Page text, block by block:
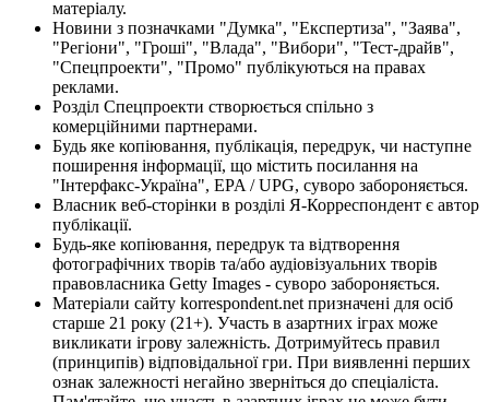
матеріалу.
Новини з позначками "Думка", "Експертиза", "Заява",
"Регіони", "Гроші", "Влада", "Вибори", "Тест-драйв",
"Спецпроекти", "Промо" публікуються на правах
реклами.
Розділ Спецпроекти створюється спільно з
комерційними партнерами.
Будь яке копіювання, публікація, передрук, чи наступне
поширення інформації, що містить посилання на
"Інтерфакс-Україна", EPA / UPG, суворо забороняється.
Власник веб-сторінки в розділі Я-Корреспондент є автор
публікації.
Будь-яке копіювання, передрук та відтворення
фотографічних творів та/або аудіовізуальних творів
правовласника Getty Images - суворо забороняється.
Матеріали сайту korrespondent.net призначені для осіб
старше 21 року (21+). Участь в азартних іграх може
викликати ігрову залежність. Дотримуйтесь правил
(принципів) відповідальної гри. При виявленні перших
ознак залежності негайно зверніться до спеціаліста.